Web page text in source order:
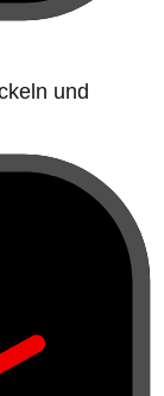
und